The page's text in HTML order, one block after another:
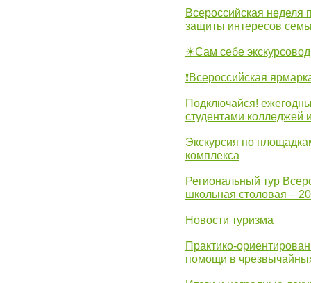
Всероссийская
защиты интересов
☀Сам себе экскурсовод
❗Всероссийская
Подключайся!
студентами колледжей
Экскурсия по
комплекса
Региональный тур
школьная столовая –
Новости туризма
Практико-
помощи в